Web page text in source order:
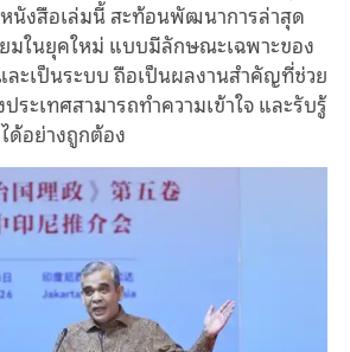
นังสือเล่มนี้ สะท้อนพัฒนาการล่าสุด
ในยุคใหม่ แบบมีลักษณะเฉพาะของ
ะเป็นระบบ ถือเป็นผลงานสำคัญที่ช่วย
ระเทศสามารถทำความเข้าใจ และรับรู้
ด้อย่างถูกต้อง